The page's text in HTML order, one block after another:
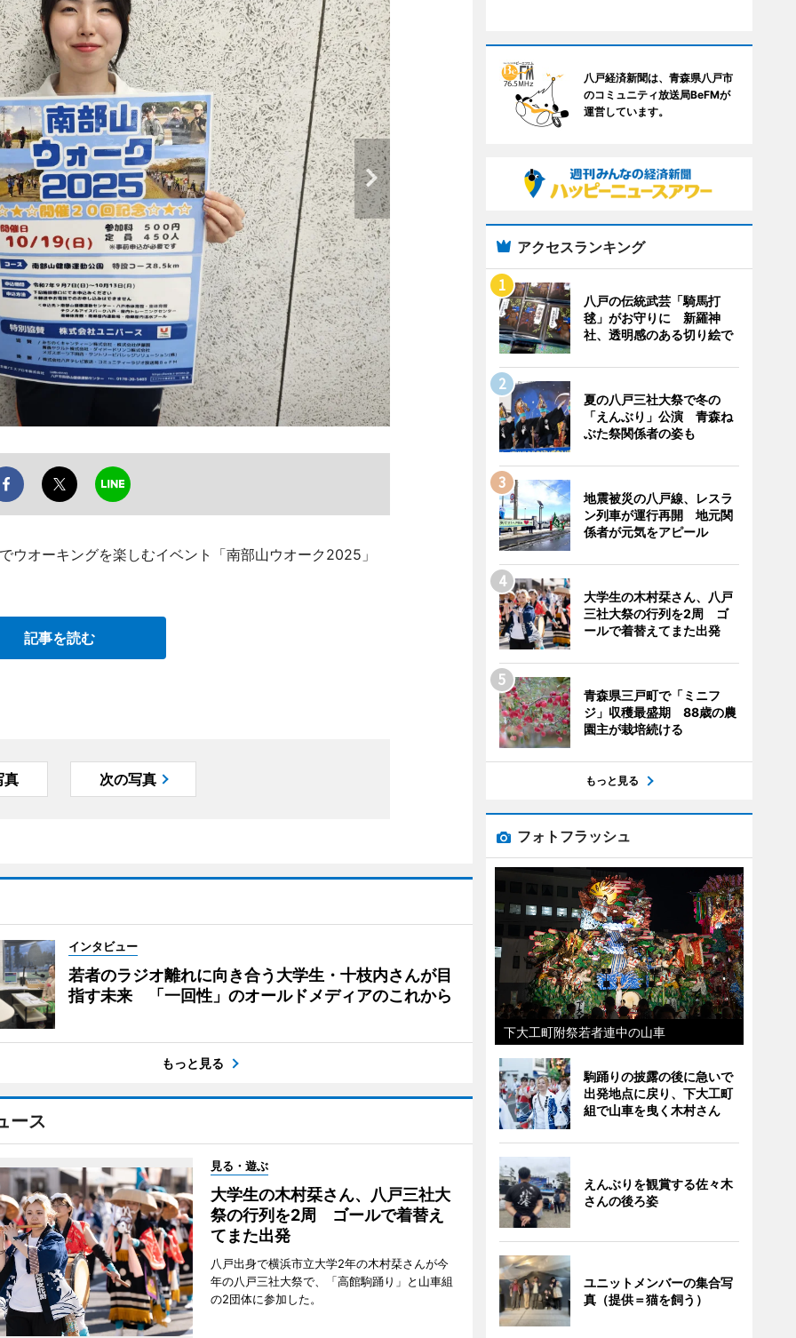
ウオーキングを楽しむイベント「南部山ウオーク2025」
記事を読む
真 次の写真
インタビュー
若者のラジオ離れに向き合う大学生・十枝内さんが目
指す未来 「一回性」のオールドメディアのこれから
もっと見る
ース
見る・遊ぶ
大学生の木村栞さん、八戸三社大
祭の行列を2周 ゴールで着替え
てまた出発
八戸出身で横浜市立大学2年の木村栞さんが今
年の八戸三社大祭で、「高館駒踊り」と山車組
の2団体に参加した。
八戸経済新聞は、青森県八戸市
のコミュニティ放送局BeFMが
運営しています。
アクセスランキング
八戸の伝統武芸「騎馬打
毬」がお守りに 新羅神
社、透明感のある切り絵で
夏の八戸三社大祭で冬の
「えんぶり」公演 青森ね
ぶた祭関係者の姿も
地震被災の八戸線、レスラ
ン列車が運行再開 地元関
係者が元気をアピール
大学生の木村栞さん、八戸
三社大祭の行列を2周 ゴ
ールで着替えてまた出発
青森県三戸町で「ミニフ
ジ」収穫最盛期 88歳の農
園主が栽培続ける
もっと見る
フォトフラッシュ
下大工町附祭若者連中の山車
駒踊りの披露の後に急いで
出発地点に戻り、下大工町
組で山車を曳く木村さん
えんぶりを観賞する佐々木
さんの後ろ姿
ユニットメンバーの集合写
真（提供＝猫を飼う）